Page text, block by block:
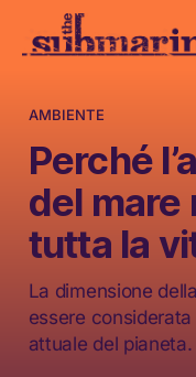
AMBIENTE
Perché
del mare
tutta la
La dimensione
essere
attuale del pianeta.